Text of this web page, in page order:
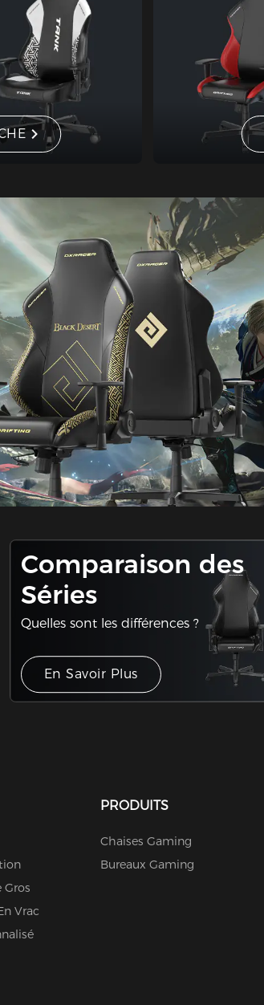
Comparaison des
Séries
Quelles sont les différences ?
En Savoir Plus
Gros
Vrac
PRODUITS
Chaises Gaming
Bureaux Gaming